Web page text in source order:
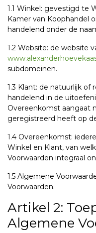
1.1 Winkel: gevestigd te
Kamer van Koophandel
handelend onder de
1.2 Website: de website
subdomeinen.
1.3 Klant: de natuurlijk of
handelend in de
Overeenkomst aangaat
geregistreerd heeft op
1.4 Overeenkomst:
Winkel en Klant, van
Voorwaarden integraal
1.5 Algemene
Voorwaarden.
Artikel 2:
Algemene